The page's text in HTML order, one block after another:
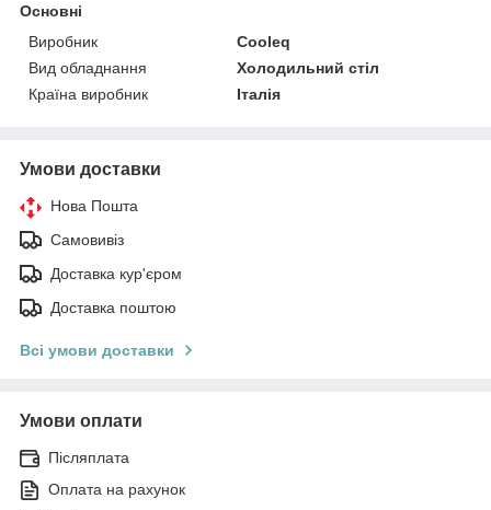
Основні
Виробник
Cooleq
Вид обладнання
Холодильний стіл
Країна виробник
Італія
Умови доставки
Нова Пошта
Самовивіз
Доставка кур'єром
Доставка поштою
Всі умови доставки
Умови оплати
Післяплата
Оплата на рахунок